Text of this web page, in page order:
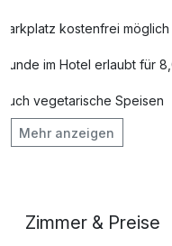
Weinverkostung
Weißwein-
pro Person
Parkplatz kostenfrei möglich
Auch vegetarische Speisen
Kostenloses W-LAN
Mehr anzeigen
Zimmer & Preise